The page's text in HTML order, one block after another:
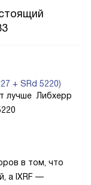
+ SRd 5220)
лучше Либхерр
в том, что
а IXRF —